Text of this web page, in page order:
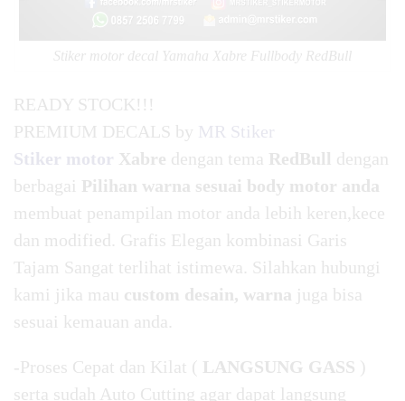
Stiker motor decal Yamaha Xabre Fullbody RedBull
READY STOCK!!!
PREMIUM DECALS by MR Stiker
Stiker motor Xabre dengan tema RedBull dengan
berbagai Pilihan warna sesuai body motor anda
membuat penampilan motor anda lebih keren,kece
dan modified. Grafis Elegan kombinasi Garis
Tajam Sangat terlihat istimewa. Silahkan hubungi
kami jika mau custom desain, warna juga bisa
sesuai kemauan anda.
-Proses Cepat dan Kilat ( LANGSUNG GASS )
serta sudah Auto Cutting agar dapat langsung